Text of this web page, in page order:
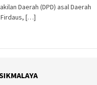
Daerah (DPD) asal Daerah
Firdaus, […]